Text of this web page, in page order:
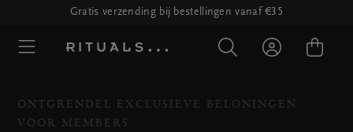
Gratis verzending bij bestellingen vanaf €35
ONTGRENDEL EXCLUSIEVE BELONINGEN
VOOR MEMBERS